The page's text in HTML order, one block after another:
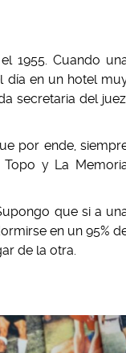
1955. Cuando
día en un hotel
secretaria del
por ende,
y La
que si a
en un 95%
de la otra.